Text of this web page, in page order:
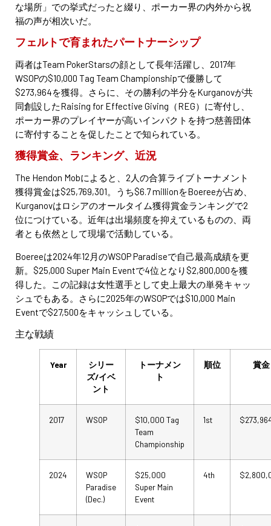
な場所」での挙式だったと綴り、ポーカー界の内外から祝
福の声が相次いだ。
フェルトで育まれたパートナーシップ
両者はTeam PokerStarsの顔として長年活躍し、2017年
WSOPの$10,000 Tag Team Championshipで優勝して
$273,964を獲得。さらに、その勝利の半分をKurganovが共
同創設したRaising for Effective Giving（REG）に寄付し、
ポーカー界のプレイヤーが高いインパクトを持つ慈善団体
に寄付することを促したことで知られている。
獲得賞金、ランキング、近況
The Hendon Mobによると、2人の合算ライブトーナメント
獲得賞金は$25,769,301。うち$6.7 millionをBoereeが占め、
Kurganovはロシアのオールタイム獲得賞金ランキングで2
位につけている。近年は出場頻度を抑えているものの、両
者とも依然として現場で活動している。
Boereeは2024年12月のWSOP Paradiseで自己最高成績を更
新。$25,000 Super Main Eventで4位となり$2,800,000を獲
得した。この記録は女性選手として史上最大の単発キャッ
シュでもある。さらに2025年のWSOPでは$10,000 Main
Eventで$27,500をキャッシュしている。
主な戦績
Year
シリー
ズ/イベ
ント
トーナメン
ト
順位 賞金
2017 WSOP
$10,000 Tag
Team
Championship
1st
2024
WSOP
Paradise
(Dec.)
$25,000
Super Main
Event
4th